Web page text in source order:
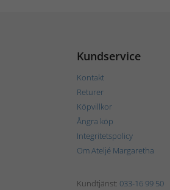
Kundservice
Kontakt
Returer
Köpvillkor
Ångra köp
Integritetspolicy
Om Ateljé Margaretha
Kundtjänst: 033-16 99 50